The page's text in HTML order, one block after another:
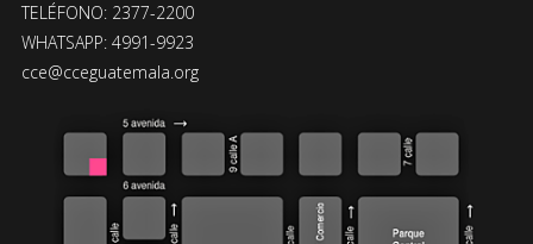
TELÉFONO: 2377-2200
WHATSAPP: 4991-9923
cce@cceguatemala.org